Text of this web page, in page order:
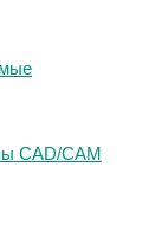
CAD/CAM